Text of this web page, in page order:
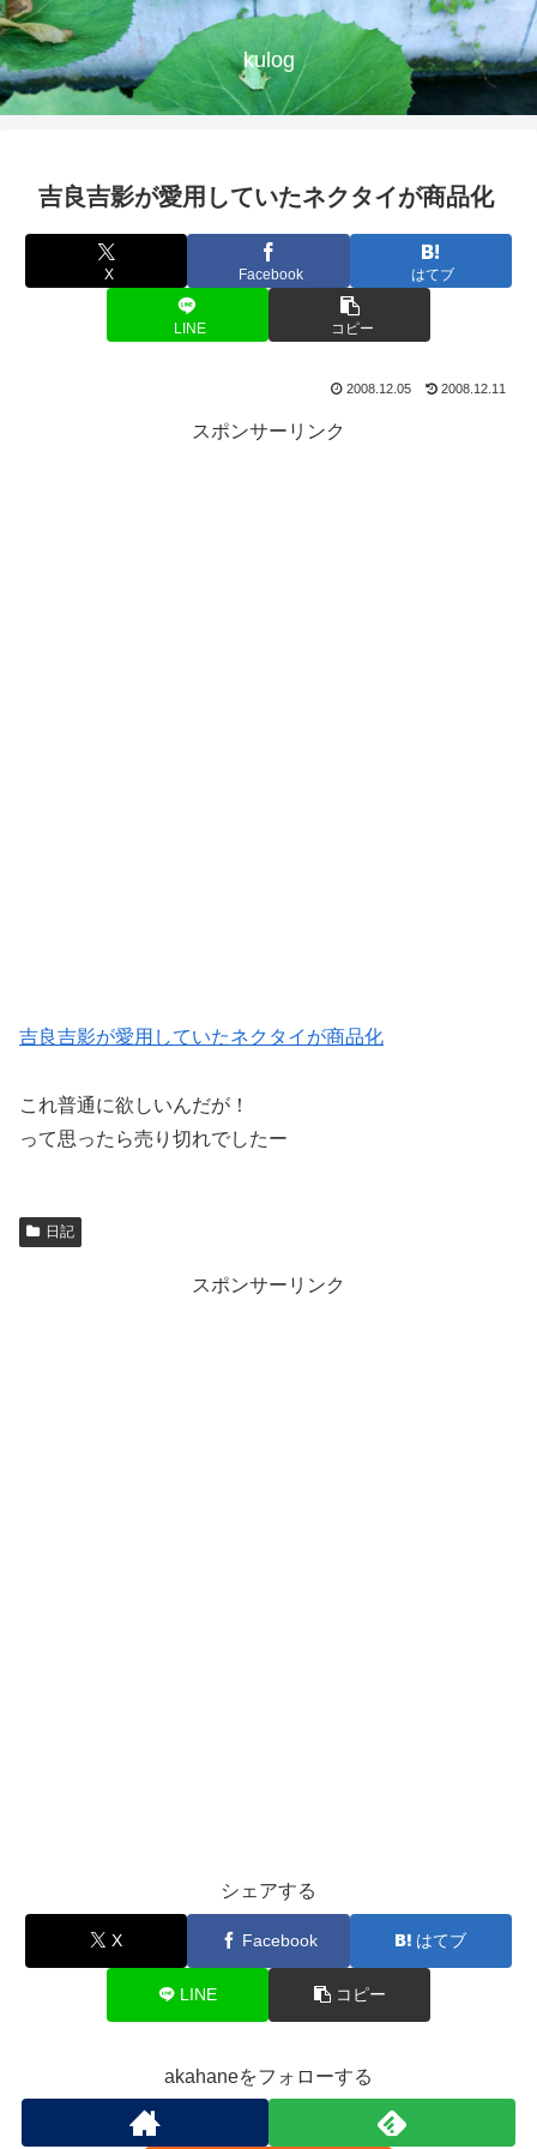
kulog
吉良吉影が愛用していたネクタイが商品化
X Facebook はてブ
LINE コピー
2008.12.05 2008.12.11
スポンサーリンク
吉良吉影が愛用していたネクタイが商品化
これ普通に欲しいんだが！
って思ったら売り切れでしたー
日記
スポンサーリンク
シェアする
X Facebook はてブ
LINE コピー
akahaneをフォローする